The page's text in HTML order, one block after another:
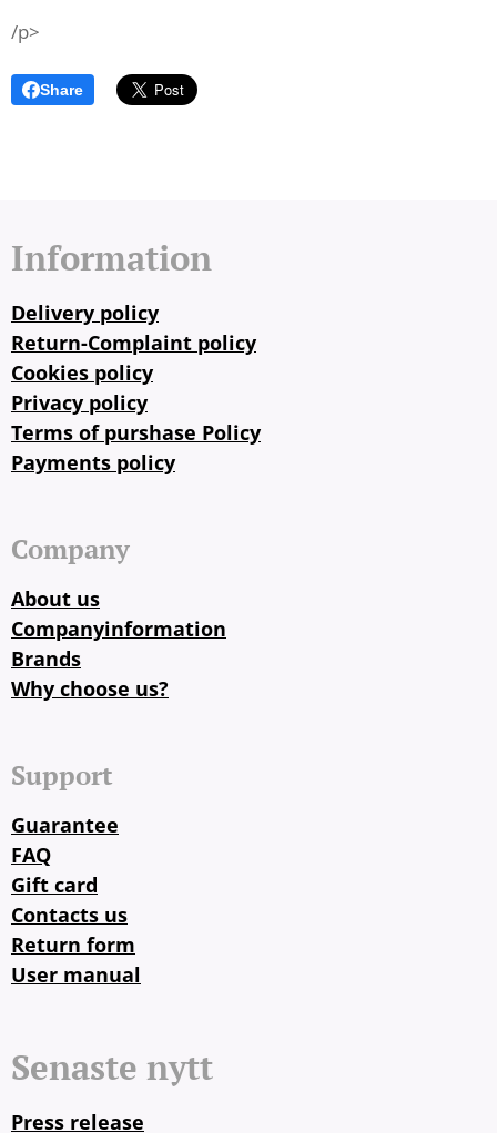
/p>
Share
Information
Delivery policy
Return-Complaint policy
Cookies policy
Privacy policy
Terms of purshase Policy
Payments policy
Company
About us
Companyinformation
Brands
Why choose us?
Support
Guarantee
FAQ
Gift card
Contacts us
Return form
User manual
Senaste nytt
Press release